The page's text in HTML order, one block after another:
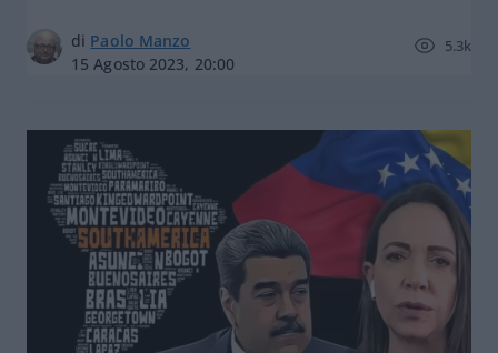
di Paolo Manzo
15 Agosto 2023, 20:00
5.3k